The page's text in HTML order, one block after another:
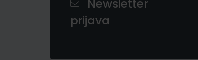
Newsletter
prijava